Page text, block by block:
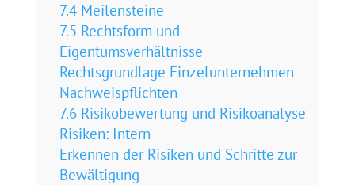
7.4 Meilensteine
7.5 Rechtsform und
Eigentumsverhältnisse
Rechtsgrundlage Einzelunternehmen
Nachweispflichten
7.6 Risikobewertung und Risikoanalyse
Risiken: Intern
Erkennen der Risiken und Schritte zur
Bewältigung